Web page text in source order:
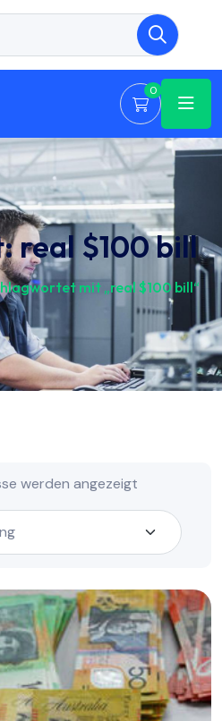
0
real $100 bill
mit „real $100 bill“
werden angezeigt